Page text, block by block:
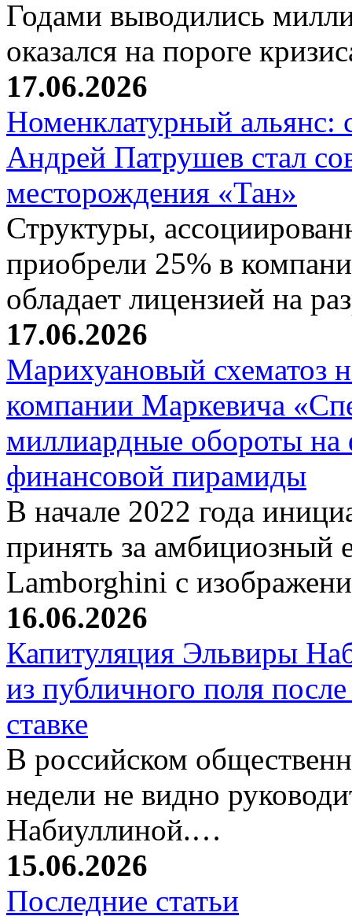
Годами выводились
оказался на пороге
17.06.2026
Номенклатурный альянс:
Андрей Патрушев стал
месторождения «Тан»
Структуры,
приобрели 25% в
обладает лицензией на
17.06.2026
Марихуановый схематоз
компании Маркевича
миллиардные обороты
финансовой пирамиды
В начале 2022 года
принять за амбициозный
Lamborghini с
16.06.2026
Капитуляция Эльвиры
из публичного поля
ставке
В российском
недели не видно
Набиуллиной.…
15.06.2026
Последние статьи